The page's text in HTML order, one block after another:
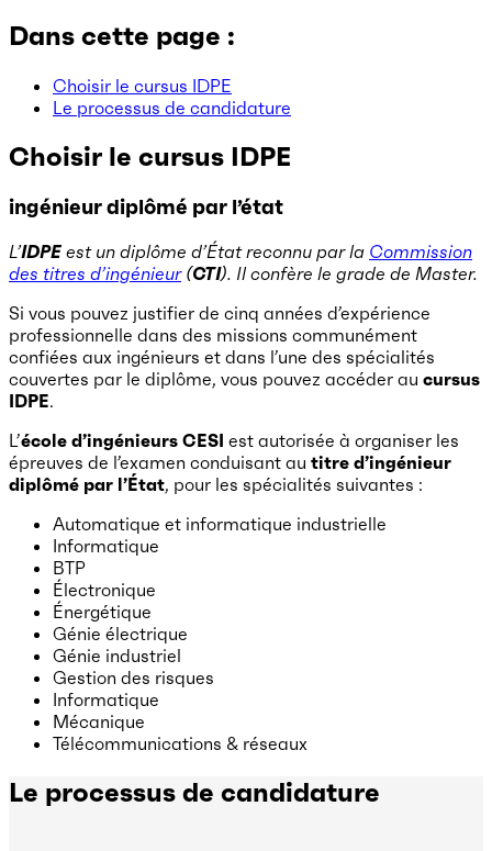
Dans cette page :
Choisir le cursus IDPE
Le processus de candidature
Choisir le cursus IDPE
ingénieur diplômé par l’état
L’IDPE est un diplôme d’État reconnu par la Commission
des titres d’ingénieur(CTI). Il confère le grade de Master.
Si vous pouvez justifier de cinq années d’expérience
professionnelle dans des missions communément
confiées aux ingénieurs et dans l’une des spécialités
couvertes par le diplôme, vous pouvez accéder au cursus
IDPE.
L’école d’ingénieurs CESI est autorisée à organiser les
épreuves de l’examen conduisant au titre d’ingénieur
diplômé par l’État, pour les spécialités suivantes :
Automatique et informatique industrielle
Informatique
BTP
Électronique
Énergétique
Génie électrique
Génie industriel
Gestion des risques
Informatique
Mécanique
Télécommunications & réseaux
Le processus de candidature